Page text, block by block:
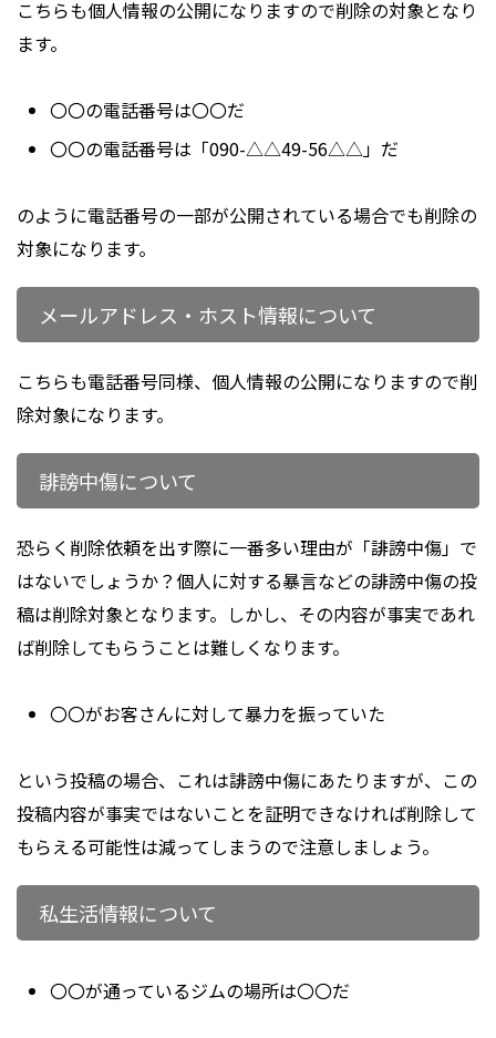
こちらも個人情報の公開になりますので削除の対象となり
ます。
〇〇の電話番号は〇〇だ
〇〇の電話番号は「090-△△49-56△△」だ
のように電話番号の一部が公開されている場合でも削除の
対象になります。
メールアドレス・ホスト情報について
こちらも電話番号同様、個人情報の公開になりますので削
除対象になります。
誹謗中傷について
恐らく削除依頼を出す際に一番多い理由が「誹謗中傷」で
はないでしょうか？個人に対する暴言などの誹謗中傷の投
稿は削除対象となります。しかし、その内容が事実であれ
ば削除してもらうことは難しくなります。
〇〇がお客さんに対して暴力を振っていた
という投稿の場合、これは誹謗中傷にあたりますが、この
投稿内容が事実ではないことを証明できなければ削除して
もらえる可能性は減ってしまうので注意しましょう。
私生活情報について
〇〇が通っているジムの場所は〇〇だ